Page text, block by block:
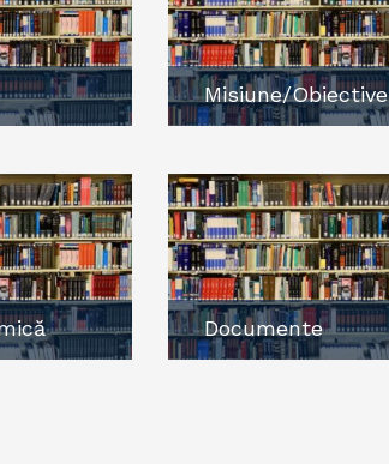
Misiune/Obiective
Documente